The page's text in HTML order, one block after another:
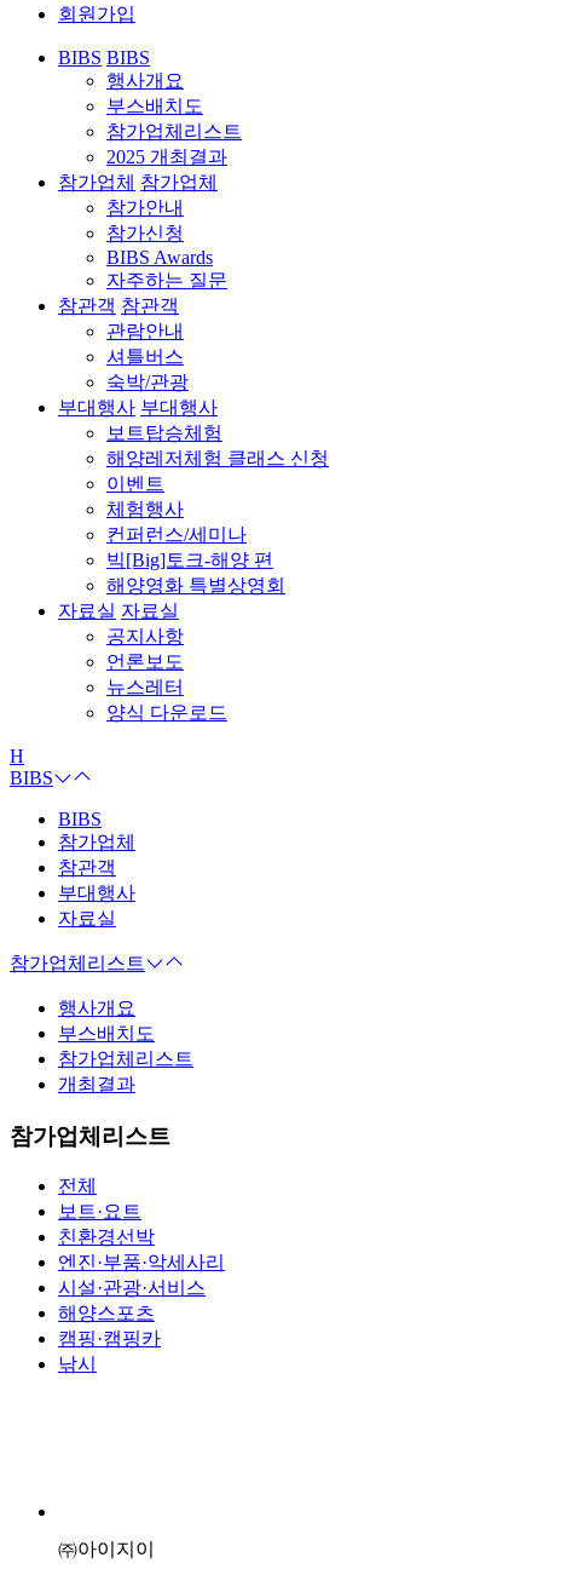
회원가입
BIBS BIBS
행사개요
부스배치도
참가업체리스트
2025 개최결과
참가업체 참가업체
참가안내
참가신청
BIBS Awards
자주하는 질문
참관객 참관객
관람안내
셔틀버스
숙박/관광
부대행사 부대행사
보트탑승체험
해양레저체험 클래스 신청
이벤트
체험행사
컨퍼런스/세미나
빅[Big]토크-해양 편
해양영화 특별상영회
자료실 자료실
공지사항
언론보도
뉴스레터
양식 다운로드
H
BIBS
BIBS
참가업체
참관객
부대행사
자료실
참가업체리스트
행사개요
부스배치도
참가업체리스트
개최결과
참가업체리스트
전체
보트·요트
친환경선박
엔진·부품·악세사리
시설·관광·서비스
해양스포츠
캠핑·캠핑카
낚시
㈜아이지이